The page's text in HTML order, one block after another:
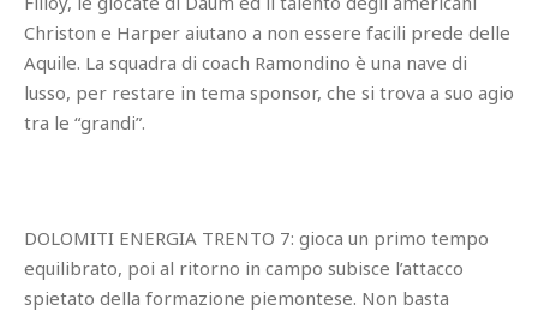
Christon e Harper aiutano a non essere facili prede delle
Aquile. La squadra di coach Ramondino è una nave di
lusso, per restare in tema sponsor, che si trova a suo agio
tra le “grandi”.
DOLOMITI ENERGIA TRENTO 7: gioca un primo tempo
equilibrato, poi al ritorno in campo subisce l’attacco
spietato della formazione piemontese. Non basta